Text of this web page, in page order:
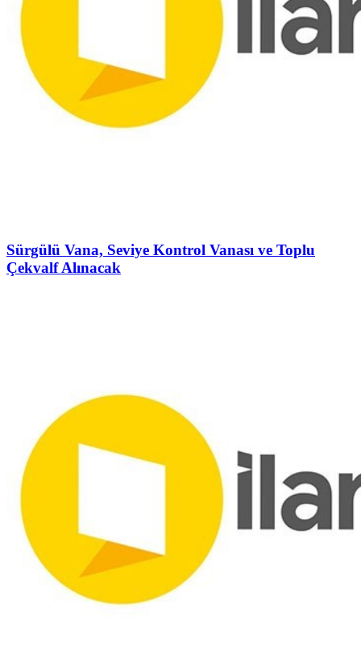
Sürgülü Vana, Seviye Kontrol Vanası ve Toplu
Çekvalf Alınacak